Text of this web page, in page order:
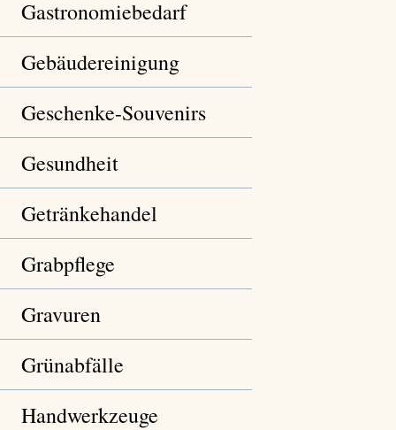
Gastronomiebedarf
Gebäudereinigung
Geschenke-Souvenirs
Gesundheit
Getränkehandel
Grabpflege
Gravuren
Grünabfälle
Handwerkzeuge